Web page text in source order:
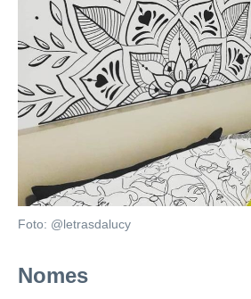
Foto: @letrasdalucy
Nomes